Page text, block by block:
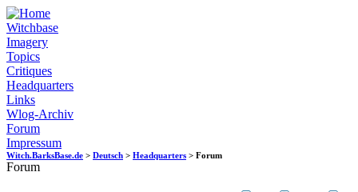
Witchbase
Imagery
Topics
Critiques
Headquarters
Links
Wlog-Archiv
Forum
Impressum
Witch.BarksBase.de > Deutsch > Headquarters > Forum
Forum